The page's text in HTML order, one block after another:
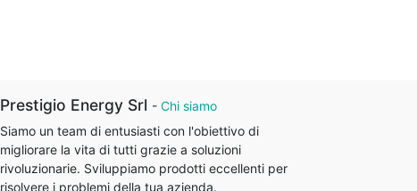
Prestigio Energy Srl - Chi siamo
Siamo un team di entusiasti con l'obiettivo di
migliorare la vita di tutti grazie a soluzioni
rivoluzionarie. Sviluppiamo prodotti eccellenti per
risolvere i problemi della tua azienda.